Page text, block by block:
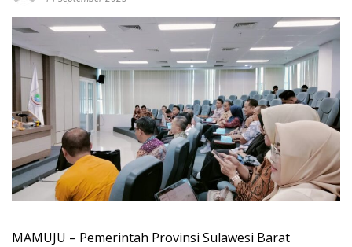
MAMUJU – Pemerintah Provinsi Sulawesi Barat